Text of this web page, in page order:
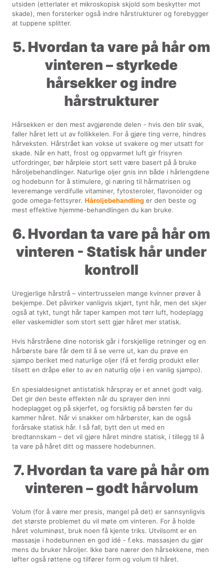
utsiden (etterlater et mikroskopisk skjold som beskytter mot
skade), men forsterker også indre hårstrukturer og forebygger
at tuppene splitter.
5. Hvordan ta vare på hår om
vinteren – styrkede
hårsekker og indre
hårstrukturer
Hårsekken er den mest avgjørende delen - hvis den blir svak,
faller håret lett ut av follikkelen. For å gjøre ting verre, hindres
hårveksten. Hårstrået kan vokse ut svakere og mer utsatt for
skade. Når en hatt, frost og oppvarmet luft gir frisyren
utfordringer, bør hårpleie stort sett være basert på å bruke
håroljebehandlinger. Naturlige oljer gnis inn både i hårlengdene
og hodebunn for å stimulere, gi næring til hårmatrisen og
leveremange verdifulle vitaminer, fytosteroler, flavonoider og
gode omega-fettsyrer.Håroljebehandling er den beste og
mest effektive hjemme-behandlingen du kan bruke.
6. Hvordan ta vare på hår om
vinteren - Statisk hår under
kontroll
Uregjerlige hårstrå – vintertrusselen mange kvinner prøver å
bekjempe. Det påvirker vanligvis skjørt, tynt hår, men det skjer
også at tykt, tungt hår taper kampen mot tørr luft, hodeplagg
eller vaskemidler som stort sett gjør håret mer statisk.
Hvis hårstråene dine notorisk går i forskjellige retninger og en
hårbørste bare får dem til å se verre ut, kan du prøve en
sjampo beriket med naturlige oljer (få et ferdig produkt eller
tilsett en dråpe eller to av en naturlig olje i en vanlig sjampo).
En spesialdesignet antistatisk hårspray er et annet godt valg.
Det gir den beste effekten når du sprayer den inni
hodeplagget og på skjerfet, og forsiktig på børsten før du
kammer håret. Når vi snakker om hårbørster, kan de også
forårsake statisk hår. I så fall, bytt den ut med en
bredtannskam – det vil gjøre håret mindre statisk, i tillegg til å
ta vare på håret ditt og massere hodebunnen.
7. Hvordan ta vare på hår om
vinteren – godt hårvolum
Volum (for å være mer presis, mangel på det) er sannsynligvis
det største problemet du vil møte om vinteren. For å holde
håret voluminøst, bruk noen få kjente triks. Utvilsomt er en
massasje i hodebunnen en god idé - f.eks. massasjen du gjør
mens du bruker håroljer. Ikke bare nærer den hårsekkene, men
løfter også røttene og tilfører form og volum til håret.